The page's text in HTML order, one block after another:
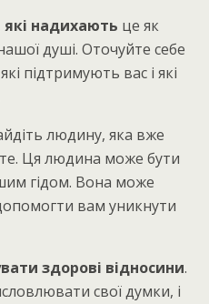
надихають це як
душі. Оточуйте себе
підтримують вас і які
людину, яка вже
Ця людина може бути
гідом. Вона може
вам уникнути
здорові відносини.
свої думки, і